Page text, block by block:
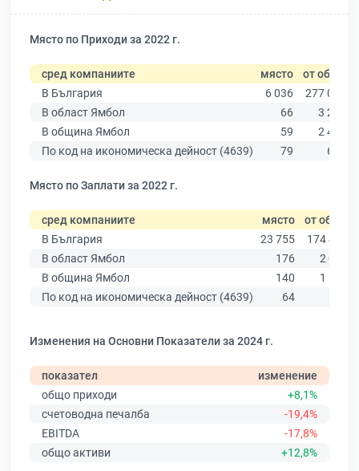
Място по Приходи за 2022 г.
сред компаниите място от общо
В България
6 036
277 019
В област Ямбол
66
3 206
В община Ямбол
59
2 409
По код на икономическа дейност (4639)
79 639
Място по Заплати за 2022 г.
сред компаниите място от общо
В България
23 755
174 403
В област Ямбол
176
2 005
В община Ямбол
140
1 555
По код на икономическа дейност (4639)
64
Изменения на Основни Показатели за 2024 г.
показател
изменение
общо приходи
+8,1%
счетоводна печалба
-19,4%
EBITDA
-17,8%
общо активи
+12,8%